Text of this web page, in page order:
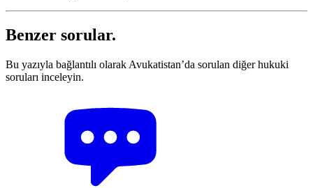
Benzer sorular.
Bu yazıyla bağlantılı olarak Avukatistan’da sorulan diğer hukuki
soruları inceleyin.